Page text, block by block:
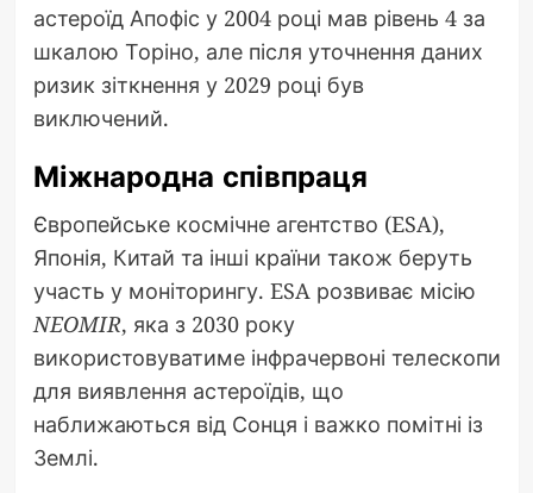
астероїд Апофіс у 2004 році мав рівень 4 за
шкалою Торіно, але після уточнення даних
ризик зіткнення у 2029 році був
виключений.
Міжнародна співпраця
Європейське космічне агентство (ESA),
Японія, Китай та інші країни також беруть
участь у моніторингу. ESA розвиває місію
NEOMIR, яка з 2030 року
використовуватиме інфрачервоні телескопи
для виявлення астероїдів, що
наближаються від Сонця і важко помітні із
Землі.